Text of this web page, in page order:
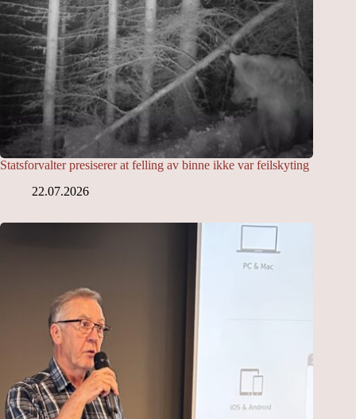
Statsforvalter presiserer at felling av binne ikke var feilskyting
22.07.2026